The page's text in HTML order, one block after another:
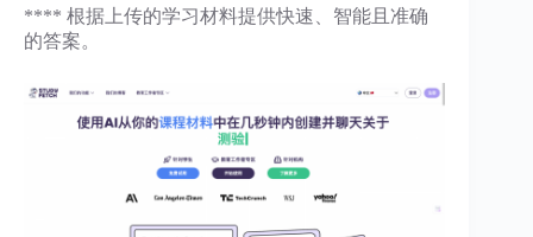
**** 根据上传的学习材料提供快速、智能且准确
的答案。